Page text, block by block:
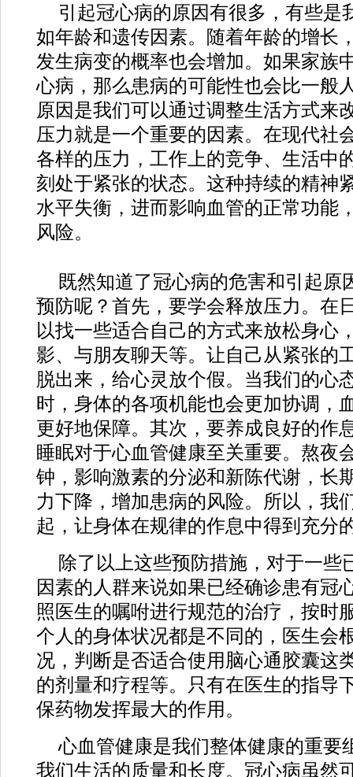
引起冠心病的原因有很多，有些是
如年龄和遗传因素。随着年龄的增长
发生病变的概率也会增加。如果家族
心病，那么患病的可能性也会比一般
原因是我们可以通过调整生活方式来
压力就是一个重要的因素。在现代社
各样的压力，工作上的竞争、生活中
刻处于紧张的状态。这种持续的精神
水平失衡，进而影响血管的正常功能
风险。
既然知道了冠心病的危害和引起原
预防呢？首先，要学会释放压力。在
以找一些适合自己的方式来放松身心
影、与朋友聊天等。让自己从紧张的
脱出来，给心灵放个假。当我们的心
时，身体的各项机能也会更加协调，
更好地保障。其次，要养成良好的作
睡眠对于心血管健康至关重要。熬夜
钟，影响激素的分泌和新陈代谢，长
力下降，增加患病的风险。所以，我
起，让身体在规律的作息中得到充分
除了以上这些预防措施，对于一些
因素的人群来说如果已经确诊患有冠
照医生的嘱咐进行规范的治疗，按时
个人的身体状况都是不同的，医生会
况，判断是否适合使用脑心通胶囊这
的剂量和疗程等。只有在医生的指导
保药物发挥最大的作用。
心血管健康是我们整体健康的重要
我们生活的质量和长度。冠心病虽然